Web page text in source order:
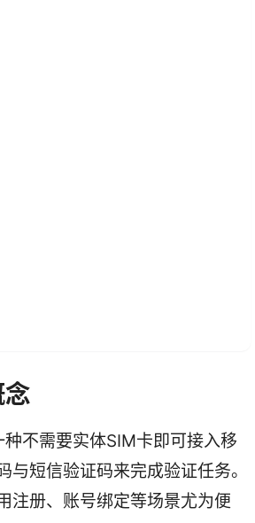
不需要实体SIM卡即可接入移
短信验证码来完成验证任务。
注册、账号绑定等场景尤为便